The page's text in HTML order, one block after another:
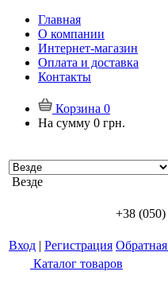
Главная
О компании
Интернет-магазин
Оплата и доставка
Контакты
Корзина 0
На сумму 0 грн.
Везде
+38
Вход | Регистрация Обратная
Каталог товаров